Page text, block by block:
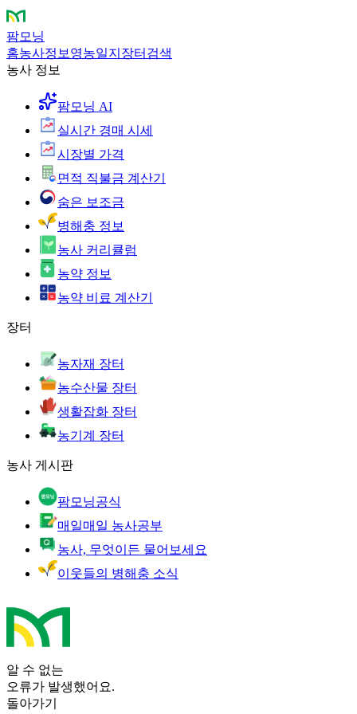
팜모닝
홈농사정보 영농일지 장터 검색
농사 정보
팜모닝 AI
실시간 경매 시세
시장별 가격
면적 직불금 계산기
숨은 보조금
병해충 정보
농사 커리큘럼
농약 정보
농약 비료 계산기
장터
농자재 장터
농수산물 장터
생활잡화 장터
농기계 장터
농사 게시판
팜모닝공식
매일매일 농사공부
농사, 무엇이든 물어보세요
이웃들의 병해충 소식
알 수 없는
오류가 발생했어요.
돌아가기